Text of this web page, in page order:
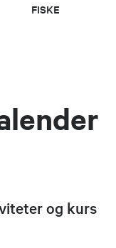
FISKE
og kurs